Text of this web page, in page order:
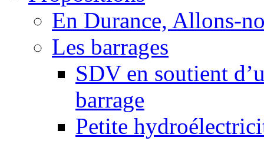
En Durance, Allons-
Les barrages
SDV en soutient
barrage
Petite